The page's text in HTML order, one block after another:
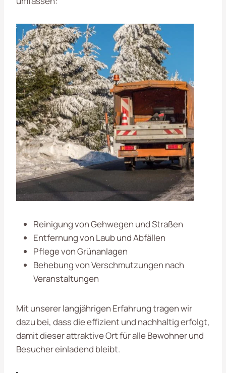
Reinigung von Gehwegen und Straßen
Entfernung von Laub und Abfällen
Pflege von Grünanlagen
Behebung von Verschmutzungen nach
Veranstaltungen
Mit unserer langjährigen Erfahrung tragen wir
dazu bei, dass die effizient und nachhaltig erfolgt,
damit dieser attraktive Ort für alle Bewohner und
Besucher einladend bleibt.